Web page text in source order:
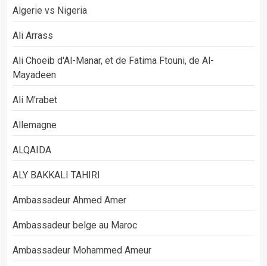
Algerie vs Nigeria
Ali Arrass
Ali Choeib d'Al-Manar, et de Fatima Ftouni, de Al-
Mayadeen
Ali M'rabet
Allemagne
ALQAIDA
ALY BAKKALI TAHIRI
Ambassadeur Ahmed Amer
Ambassadeur belge au Maroc
Ambassadeur Mohammed Ameur